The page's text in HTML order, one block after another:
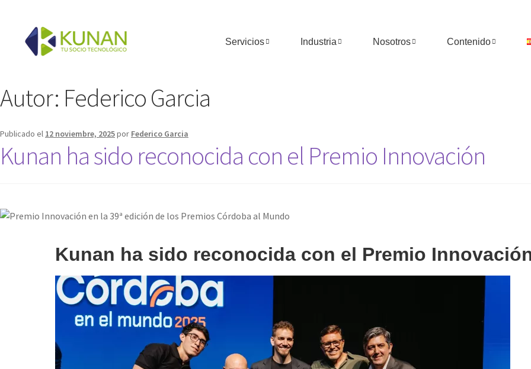
Servicios Industria Nosotros Contenido
Autor: Federico Garcia
Publicado el 12 noviembre, 2025por Federico Garcia
Kunan ha sido reconocida con el Premio Innovación
Kunan ha sido reconocida con el Premio